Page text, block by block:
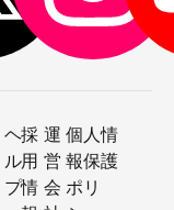
ヘ
ル
プ
採
用
情
運
営
会
個人情
報保護
ポリ